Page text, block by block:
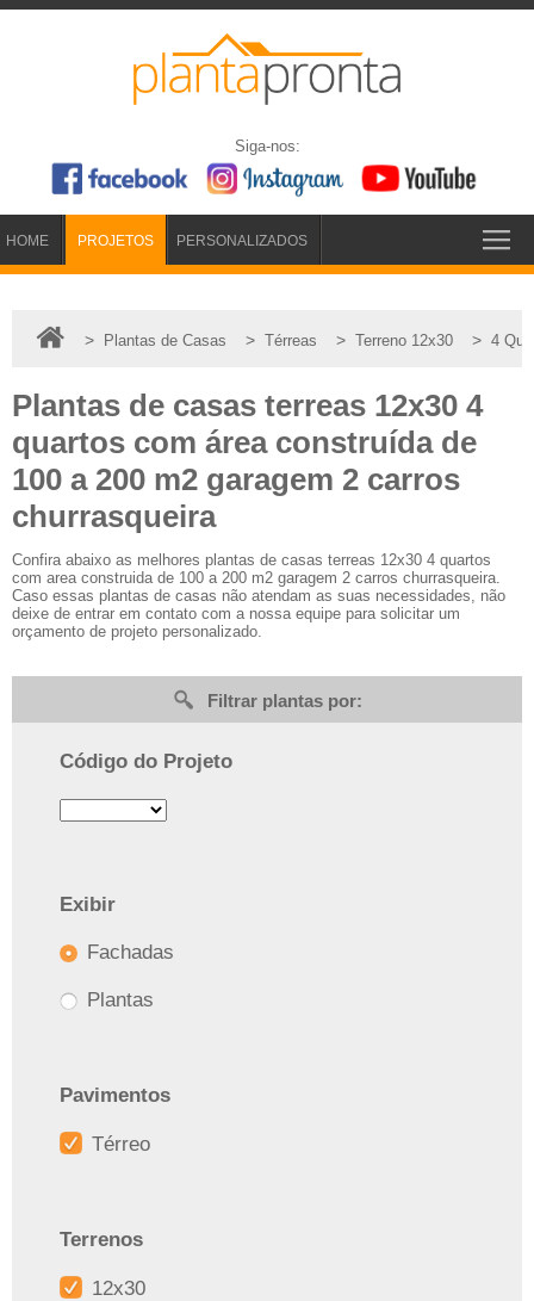
Siga-nos:
HOME PROJETOS PERSONALIZADOS
> Plantas de Casas > Térreas > Terreno 12x30 > 4
Plantas de casas terreas 12x30 4
quartos com área construída de
100 a 200 m2 garagem 2 carros
churrasqueira
Confira abaixo as melhores plantas de casas terreas 12x30 4 quartos
com area construida de 100 a 200 m2 garagem 2 carros churrasqueira.
Caso essas plantas de casas não atendam as suas necessidades, não
deixe de entrar em contato com a nossa equipe para solicitar um
orçamento de projeto personalizado.
Filtrar plantas por:
Código do Projeto
Exibir
Fachadas
Plantas
Pavimentos
Térreo
Terrenos
12x30